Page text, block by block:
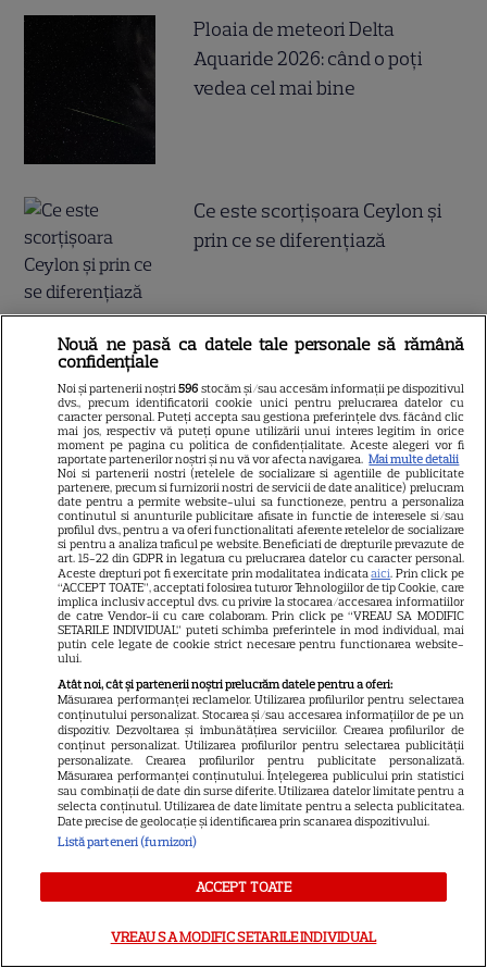
Ploaia de meteori Delta
Aquaride 2026: când o poți
vedea cel mai bine
Ce este scorțișoara Ceylon și
prin ce se diferențiază
ALTE ARTICOLE
INTERESANTE
13
VEDETE STRĂINE
Tom Holland, decizie radicală
pentru noul său film! Ce
promisiune a făcut actorul
după momentele virale în care
a făcut senzație prin dans
ȘTIRI
25 de ani de la lansarea
filmului „Stăpânul inelelor:
Frăția Inelului”! Cum a creat
Peter Jackson una dintre cele
mai iubite producții fantasy din
istorie
Nouă ne pasă ca datele tale personale să rămână
confidențiale
Noi și partenerii noștri596 stocăm și/sau accesăm informații pe dispozitivul
dvs., precum identificatorii cookie unici pentru prelucrarea datelor cu
caracter personal. Puteți accepta sau gestiona preferințele dvs. făcând clic
mai jos, respectiv vă puteți opune utilizării unui interes legitim în orice
moment pe pagina cu politica de confidențialitate. Aceste alegeri vor fi
raportate partenerilor noștri și nu vă vor afecta navigarea. Mai multe detalii
Noi si partenerii nostri (retelele de socializare si agentiile de publicitate
partenere, precum si furnizorii nostri de servicii de date analitice) prelucram
date pentru a permite website-ului sa functioneze, pentru a personaliza
continutul si anunturile publicitare afisate in functie de interesele si/sau
profilul dvs., pentru a va oferi functionalitati aferente retelelor de socializare
si pentru a analiza traficul pe website. Beneficiati de drepturile prevazute de
art. 15-22 din GDPR in legatura cu prelucrarea datelor cu caracter personal.
Aceste drepturi pot fi exercitate prin modalitatea indicataaici. Prin click pe
“ACCEPT TOATE”, acceptati folosirea tuturor Tehnologiilor de tip Cookie, care
implica inclusiv acceptul dvs. cu privire la stocarea/accesarea informatiilor
de catre Vendor-ii cu care colaboram. Prin click pe “VREAU SA MODIFIC
SETARILE INDIVIDUAL” puteti schimba preferintele in mod individual, mai
putin cele legate de cookie strict necesare pentru functionarea website-
ului.
Atât noi, cât și partenerii noștri prelucrăm datele pentru a oferi:
Măsurarea performanței reclamelor. Utilizarea profilurilor pentru selectarea
conținutului personalizat. Stocarea și/sau accesarea informațiilor de pe un
dispozitiv. Dezvoltarea și îmbunătățirea serviciilor. Crearea profilurilor de
conținut personalizat. Utilizarea profilurilor pentru selectarea publicității
personalizate. Crearea profilurilor pentru publicitate personalizată.
Măsurarea performanței conținutului. Înțelegerea publicului prin statistici
sau combinații de date din surse diferite. Utilizarea datelor limitate pentru a
selecta conținutul. Utilizarea de date limitate pentru a selecta publicitatea.
Date precise de geolocație și identificarea prin scanarea dispozitivului.
Listă parteneri (furnizori)
ACCEPT TOATE
VREAU SA MODIFIC SETARILE INDIVIDUAL